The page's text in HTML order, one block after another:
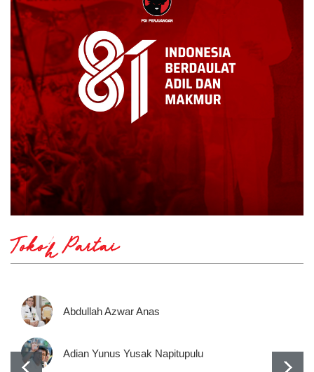
Tokoh Partai
Abdullah Azwar Anas
Adian Yunus Yusak Napitupulu